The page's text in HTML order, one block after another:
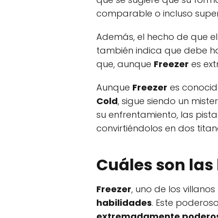
comparable o incluso
Además, el hecho de que
también indica que debe
que, aunque Freezer es
Aunque Freezer es
Cold, sigue siendo un
su enfrentamiento, las
convirtiéndolos en dos
Cuáles son
Freezer, uno de los
habilidades. Este